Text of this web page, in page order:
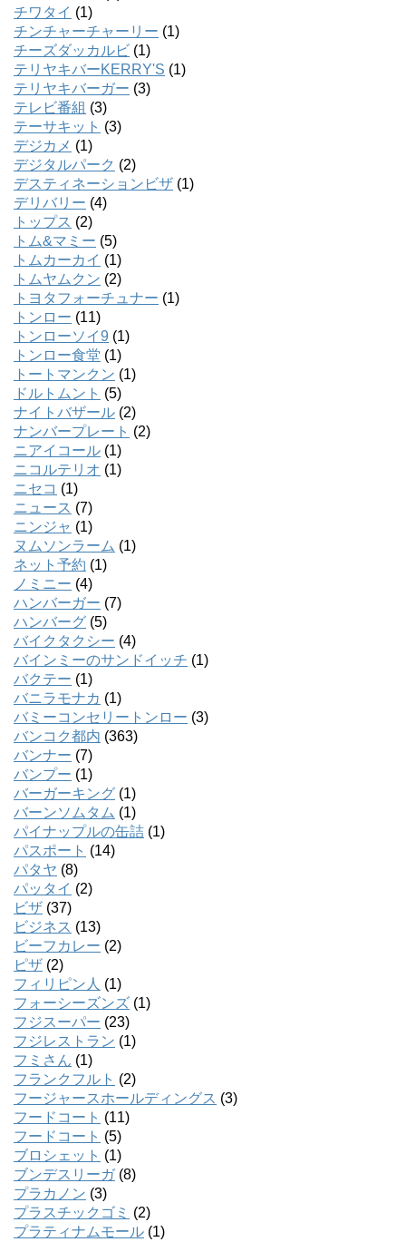
チワタイ (1)
チンチャーチャーリー (1)
チーズダッカルビ (1)
テリヤキバーKERRY'S (1)
テリヤキバーガー (3)
テレビ番組 (3)
テーサキット (3)
デジカメ (1)
デジタルパーク (2)
デスティネーションビザ (1)
デリバリー (4)
トップス (2)
トム&マミー (5)
トムカーカイ (1)
トムヤムクン (2)
トヨタフォーチュナー (1)
トンロー (11)
トンローソイ9 (1)
トンロー食堂 (1)
トートマンクン (1)
ドルトムント (5)
ナイトバザール (2)
ナンバープレート (2)
ニアイコール (1)
ニコルテリオ (1)
ニセコ (1)
ニュース (7)
ニンジャ (1)
ヌムソンラーム (1)
ネット予約 (1)
ノミニー (4)
ハンバーガー (7)
ハンバーグ (5)
バイクタクシー (4)
バインミーのサンドイッチ (1)
バクテー (1)
バニラモナカ (1)
バミーコンセリートンロー (3)
バンコク都内 (363)
バンナー (7)
バンプー (1)
バーガーキング (1)
バーンソムタム (1)
パイナップルの缶詰 (1)
パスポート (14)
パタヤ (8)
パッタイ (2)
ビザ (37)
ビジネス (13)
ビーフカレー (2)
ピザ (2)
フィリピン人 (1)
フォーシーズンズ (1)
フジスーパー (23)
フジレストラン (1)
フミさん (1)
フランクフルト (2)
フージャースホールディングス (3)
フードコート (11)
フードコート (5)
ブロシェット (1)
ブンデスリーガ(8)
プラカノン (3)
プラスチックゴミ (2)
プラティナムモール (1)